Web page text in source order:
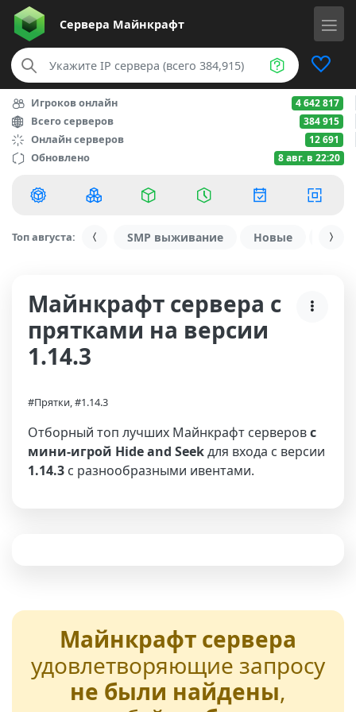
Сервера Майнкрафт
Игроков онлайн 4 642 817
Всего серверов 384 915
Онлайн серверов 12 691
Обновлено 8 авг. в 22:20
Топ августа: SMP выживание Новые С
Майнкрафт сервера с
прятками на версии
1.14.3
#Прятки, #1.14.3
Отборный топ лучших Майнкрафт серверовс
мини-игрой Hide and Seekдля входа с версии
1.14.3 с разнообразными ивентами.
Майнкрафт сервера
удовлетворяющие запросу
не были найдены,